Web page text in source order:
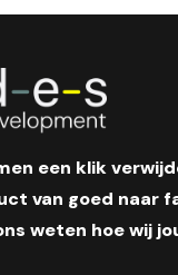
een klik
van goed naar
weten hoe wij